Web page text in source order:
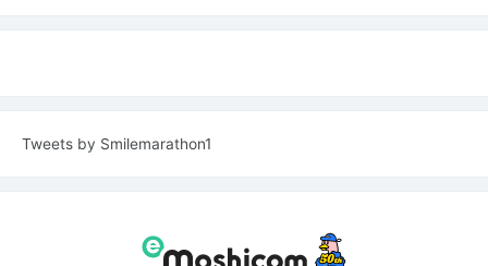
Tweets by Smilemarathon1